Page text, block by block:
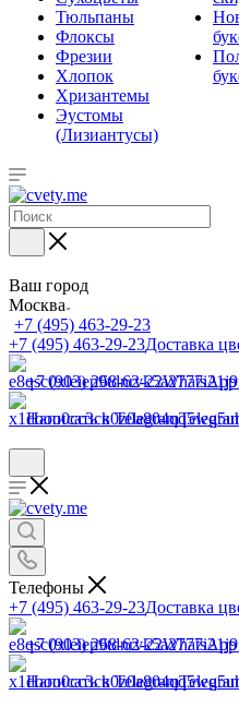
Тюльпаны
Флоксы
Фрезии
Хлопок
Хризантемы
Эустомы
(Лизиантусы)
Ваш город
Москва
+7 (495) 463-29-23
+7 (495) 463-29-23Доставка
+7 (903) 268-62-22WhatsApp
Написать в Telegram
Телефоны
+7 (495) 463-29-23Доставка
+7 (903) 268-62-22WhatsApp
Написать в Telegram